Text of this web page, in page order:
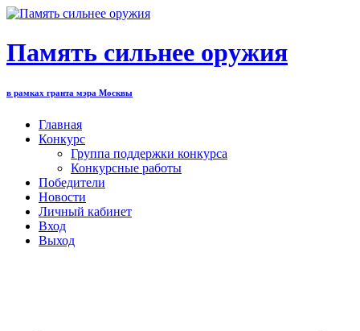
Перейти
содержимому
Память сильнее оружия
в рамках гранта мэра Москвы
Главная
Конкурс
Группа поддержки конкурса
Конкурсные работы
Победители
Новости
Личный кабинет
Вход
Выход